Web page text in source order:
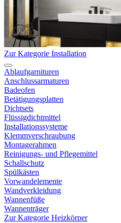
Zur Kategorie Installation
Ablaufgarnituren
Anschlussarmaturen
Badeofen
Betätigungsplatten
Dichtsets
Flüssigdichtmittel
Installationssysteme
Klemmverschraubung
Montagerahmen
Reinigungs- und Pflegemittel
Schallschutz
Spülkästen
Vorwandelemente
Wandverkleidung
Wannenfüße
Wannenträger
Zur Kategorie Heizkörper